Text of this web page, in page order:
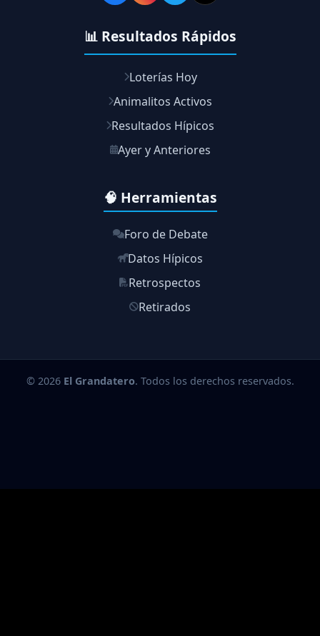
📊 Resultados Rápidos
Loterías Hoy
Animalitos Activos
Resultados Hípicos
Ayer y Anteriores
🧠 Herramientas
Foro de Debate
Datos Hípicos
Retrospectos
Retirados
© 2026 El Grandatero. Todos los derechos reservados.